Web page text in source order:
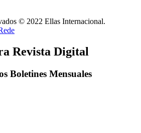
© 2022 Ellas Internacional.
Revista Digital
Boletines Mensuales